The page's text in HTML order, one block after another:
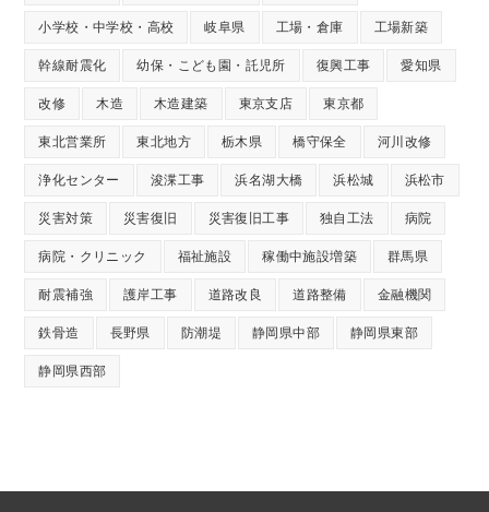
小学校・中学校・高校 岐阜県 工場・倉庫 工場新築
幹線耐震化 幼保・こども園・託児所 復興工事 愛知県
改修 木造 木造建築 東京支店 東京都
東北営業所 東北地方 栃木県 橋守保全 河川改修
浄化センター 浚渫工事 浜名湖大橋 浜松城 浜松市
災害対策 災害復旧 災害復旧工事 独自工法 病院
病院・クリニック 福祉施設 稼働中施設増築 群馬県
耐震補強 護岸工事 道路改良 道路整備 金融機関
鉄骨造 長野県 防潮堤 静岡県中部 静岡県東部
静岡県西部